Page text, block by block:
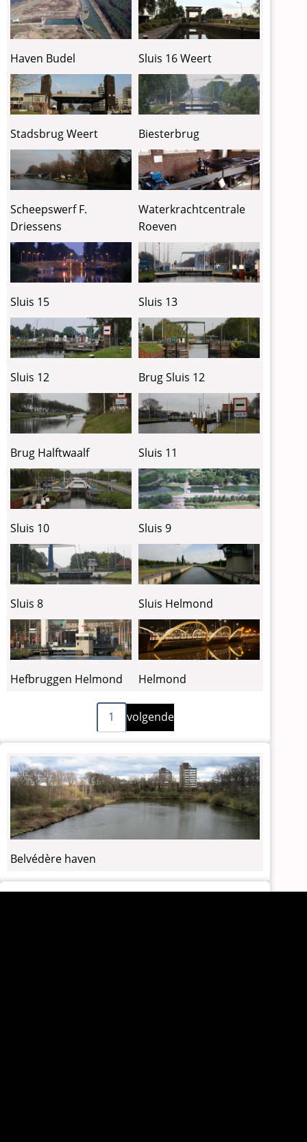
Haven Budel Sluis 16 Weert
Stadsbrug Weert Biesterbrug
Scheepswerf F.
Driessens
Waterkrachtcentrale
Roeven
Sluis 15 Sluis 13
Sluis 12 Brug Sluis 12
Brug Halftwaalf Sluis 11
Sluis 10 Sluis 9
Sluis 8 Sluis Helmond
Hefbruggen Helmond Helmond
1
Volgende
pagina
volgende
Belvédère haven